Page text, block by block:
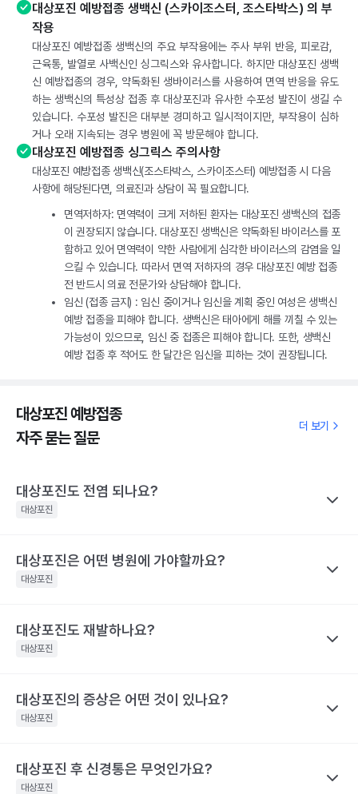
대상포진 예방접종 생백신 (스카이조스터, 조스타박스) 의 부
작용
대상포진 예방접종 생백신의 주요 부작용에는 주사 부위 반응, 피로감,
근육통, 발열로 사백신인 싱그릭스와 유사합니다. 하지만 대상포진 생백
신 예방접종의 경우, 약독화된 생바이러스를 사용하여 면역 반응을 유도
하는 생백신의 특성상 접종 후 대상포진과 유사한 수포성 발진이 생길 수
있습니다. 수포성 발진은 대부분 경미하고 일시적이지만, 부작용이 심하
거나 오래 지속되는 경우 병원에 꼭 방문해야 합니다.
대상포진 예방접종 싱그릭스 주의사항
대상포진 예방접종 생백신(조스타박스, 스카이조스터) 예방접종 시 다음
사항에 해당된다면, 의료진과 상담이 꼭 필요합니다.
면역저하자: 면역력이 크게 저하된 환자는 대상포진 생백신의 접종
이 권장되지 않습니다. 대상포진 생백신은 약독화된 바이러스를 포
함하고 있어 면역력이 약한 사람에게 심각한 바이러스의 감염을 일
으킬 수 있습니다. 따라서 면역 저하자의 경우 대상포진 예방 접종
전 반드시 의료 전문가와 상담해야 합니다.
임신 (접종 금지) : 임신 중이거나 임신을 계획 중인 여성은 생백신
예방 접종을 피해야 합니다. 생백신은 태아에게 해를 끼칠 수 있는
가능성이 있으므로, 임신 중 접종은 피해야 합니다. 또한, 생백신
예방 접종 후 적어도 한 달간은 임신을 피하는 것이 권장됩니다.
대상포진 예방접종
자주 묻는 질문
더 보기
대상포진도 전염 되나요?
대상포진
나만의닥터
대상포진이 특정 바이러스에 의해 유발된다고 하니 혹시 대상포진
수두는 비말을 통해 호흡기로 전염될 수 있고, 수포 진물을 접촉해도
전파될 수 있으므로 주의가 필요해요.
기 어려운 이유는 수포(물집) 때문이에요. 수포 안에는 활성화된 바
이러스가 들어 있기 때문에 만약 수포를 건드려 터트리면 이를 통해
한편, 대상포진 병변이 초기 단계인 발진 상태이거나 수포가 가라앉
아 딱지가 생긴 상태라면 전염 가능성은 거의 없어요.
대상포진은 어떤 병원에 가야할까요?
대상포진
나만의닥터
대상포진은 치료가 되고 난 후에도 통증이 지속되거나 후유증이 동
눈 주위에 난 대상포진 : 안과, 피부과, 통증의학과
등에 난 대상포진 : 피부과 및 통증의학과
해당 콘텐츠는 질환 지식 제공을 위해 만들어 진 것으로, 진료 행위 유도 및 특정 의약품
을 권유하지 않습니다.
대상포진도 재발하나요?
대상포진
나만의닥터
네. 대상포진도 재발할 수 있어요. 실제로 해외에는 대상포진이 세
재발했다고 해요. 대상포진의 재발 확률은 대상포진의 통증 지속시
대상포진의 증상은 어떤 것이 있나요?
대상포진
나만의닥터
대상포진 후 신경통은 무엇인가요?
대상포진